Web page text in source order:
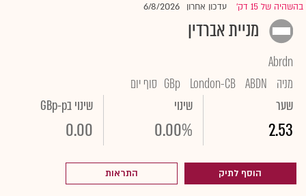
בהשהיה של 15 דק' |עדכון אחרון 6/8/2026
מניית אברדין
Abrdn
מניה
ABDN
London-CB
GBp סוף יום
שער
2.53
שינוי
0.00%
שינוי בGBp-p
0.00
הוסף לתיק התראות